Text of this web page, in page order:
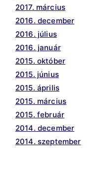
2017. március
2016. december
2016. július
2016. január
2015. október
2015. június
2015. április
2015. március
2015. február
2014. december
2014. szeptember